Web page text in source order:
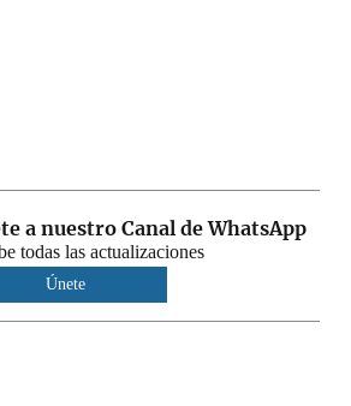
a nuestro Canal de WhatsApp
todas las actualizaciones
Únete